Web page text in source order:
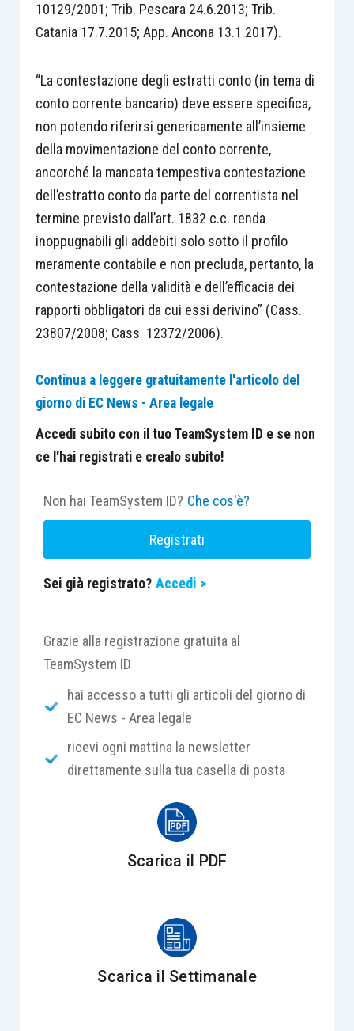
10129/2001; Trib. Pescara 24.6.2013; Trib.
Catania 17.7.2015; App. Ancona 13.1.2017).
“La contestazione degli estratti conto (in tema di
conto corrente bancario) deve essere specifica,
non potendo riferirsi genericamente all’insieme
della movimentazione del conto corrente,
ancorché la mancata tempestiva contestazione
dell’estratto conto da parte del correntista nel
termine previsto dall’art. 1832 c.c. renda
inoppugnabili gli addebiti solo sotto il profilo
meramente contabile e non precluda, pertanto, la
contestazione della validità e dell’efficacia dei
rapporti obbligatori da cui essi derivino” (Cass.
23807/2008; Cass. 12372/2006).
Continua a leggere gratuitamente l'articolo del
giorno di EC News - Area legale
Accedi subito con il tuo TeamSystem ID e se non
ce l'hai registrati e crealo subito!
Non hai TeamSystem ID? Che cos'è?
Registrati
Sei già registrato? Accedi >
Grazie alla registrazione gratuita al
TeamSystem ID
hai accesso a tutti gli articoli del giorno di
EC News - Area legale
ricevi ogni mattina la newsletter
direttamente sulla tua casella di posta
Scarica il PDF
Scarica il Settimanale